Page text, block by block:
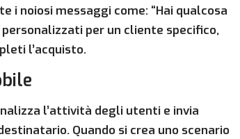
i noiosi messaggi come: “Hai qualcosa
per un cliente specifico,
l’acquisto.
l’attività degli utenti e invia
Quando si crea uno scenario